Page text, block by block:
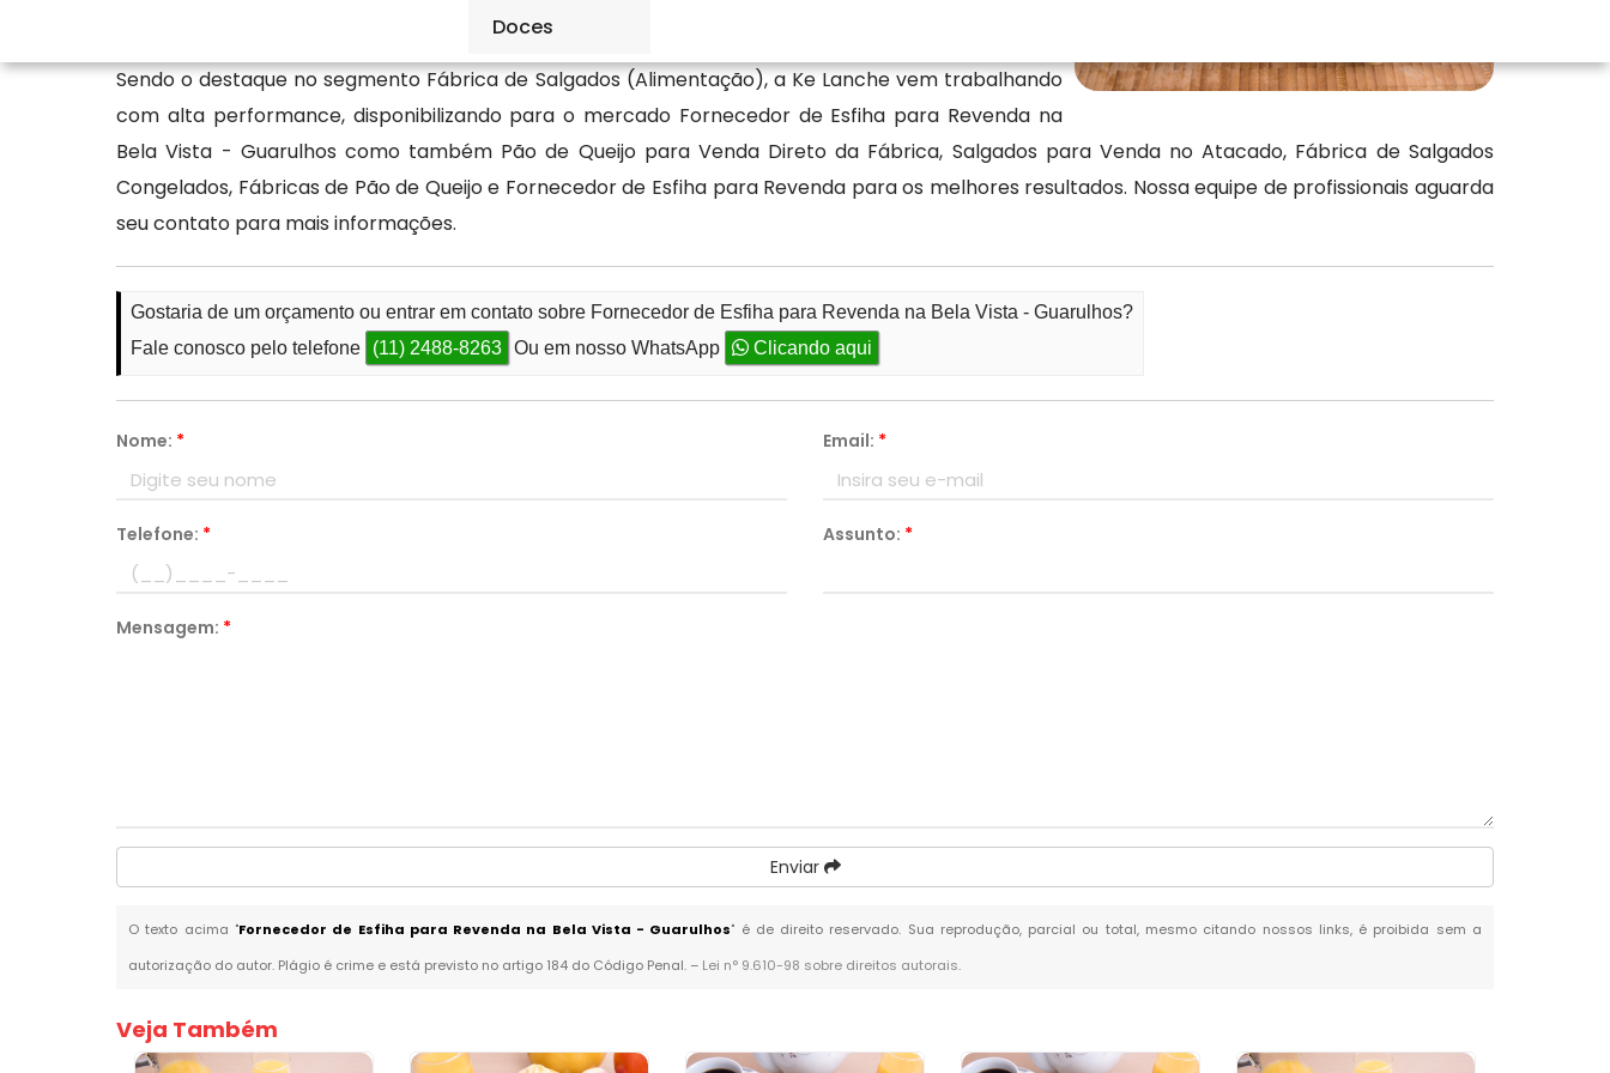
Doces
Sendo o destaque no segmento Fábrica de Salgados (Alimentação), a Ke Lanche vem trabalhando
com alta performance, disponibilizando para o mercado Fornecedor de Esfiha para Revenda na
Bela Vista - Guarulhos como também Pão de Queijo para Venda Direto da Fábrica, Salgados para Venda no Atacado, Fábrica de Salgados
Congelados, Fábricas de Pão de Queijo e Fornecedor de Esfiha para Revenda para os melhores resultados. Nossa equipe de profissionais aguarda
seu contato para mais informações.
Gostaria de um orçamento ou entrar em contato sobre Fornecedor de Esfiha para Revenda na Bela Vista - Guarulhos?
Fale conosco pelo telefone
(11) 2488-8263 Ou em nosso WhatsApp Clicando aqui
Nome: * Email: *
Telefone: * Assunto: *
Mensagem: *
Enviar
O texto acima "Fornecedor de Esfiha para Revenda na Bela Vista - Guarulhos" é de direito reservado. Sua reprodução, parcial ou total, mesmo citando nossos links, é proibida sem a
autorização do autor. Plágio é crime e está previsto no artigo 184 do Código Penal. – Lei n° 9.610-98 sobre direitos autorais.
Veja Também